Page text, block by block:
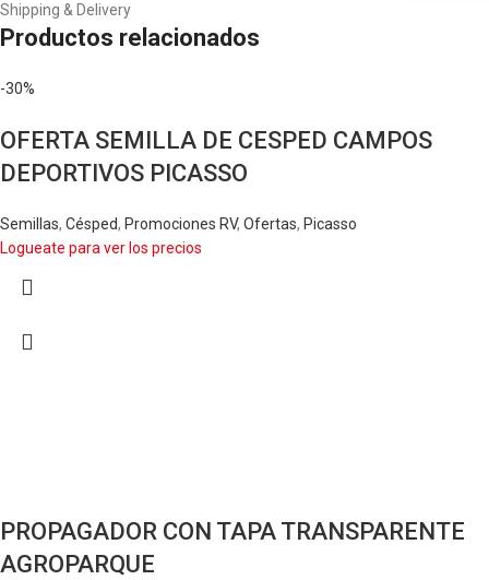
Shipping & Delivery
Productos relacionados
-30%
OFERTA SEMILLA DE CESPED CAMPOS
DEPORTIVOS PICASSO
Semillas, Césped, Promociones RV, Ofertas, Picasso
Logueate para ver los precios
PROPAGADOR CON TAPA TRANSPARENTE
AGROPARQUE